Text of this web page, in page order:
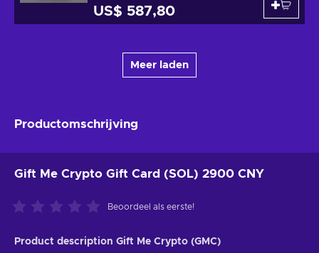
US$ 587,80
Meer laden
Productomschrijving
Gift Me Crypto Gift Card (SOL) 2900 CNY
Beoordeel als eerste!
Product description Gift Me Crypto (GMC)